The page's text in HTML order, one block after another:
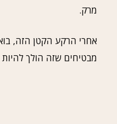
מרק.
אחרי הרקע הקטן הזה,
מבטיחים שזה הולך